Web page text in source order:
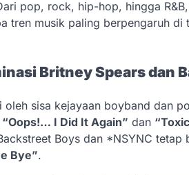
pop, rock, hip-hop, hingga
tren musik paling berpengaruh
Britney Spears dan
sisa kejayaan boyband dan
“Oops!… I Did It Again” dan
Boys dan *NSYNC
Bye”.